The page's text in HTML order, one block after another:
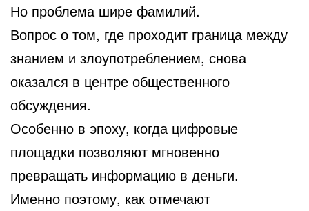
Но проблема шире фамилий.
Вопрос о том, где проходит граница между
знанием и злоупотреблением, снова
оказался в центре общественного
обсуждения.
Особенно в эпоху, когда цифровые
площадки позволяют мгновенно
превращать информацию в деньги.
Именно поэтому, как отмечают